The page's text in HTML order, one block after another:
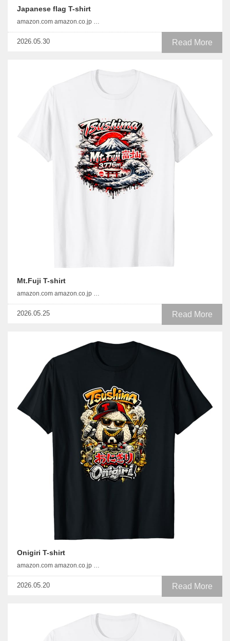
Japanese flag T-shirt
amazon.com amazon.co.jp …
Read More
2026.05.30
Mt.Fuji T-shirt
amazon.com amazon.co.jp …
Read More
2026.05.25
Onigiri T-shirt
amazon.com amazon.co.jp …
Read More
2026.05.20